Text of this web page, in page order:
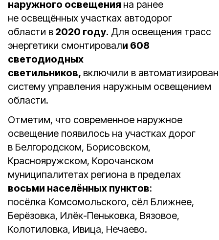
наружного освещения на ранее
не освещённых участках автодорог
области в 2020 году. Для освещения трасс
энергетики смонтировали 608
светодиодных
светильников, включили в
систему управления наружным освещением
области.
Отметим, что современное наружное
освещение появилось на участках дорог
в Белгородском, Борисовском,
Краснояружском, Корочанском
муниципалитетах региона в пределах
восьми населённых пунктов:
посёлка Комсомольского, сёл Ближнее,
Берёзовка, Илёк-Пеньковка, Вязовое,
Колотиловка, Ивица, Нечаево.